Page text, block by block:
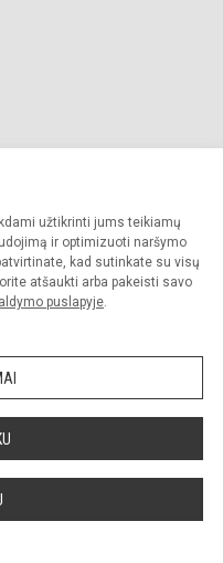
užtikrinti jums teikiamų
ir optimizuoti naršymo
kad sutinkate su visų
atšaukti arba pakeisti savo
puslapyje.
Visos teisės saugomos.
sutikimo griežtai draudžiama.
valdymas